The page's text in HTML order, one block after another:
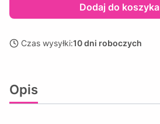
Dodaj do koszyka
Czas wysyłki:10 dni roboczych
Opis